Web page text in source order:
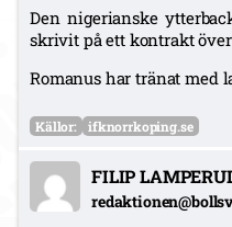
Den nigerianske
skrivit på ett kontrakt
Romanus har tränat med
Källor: ifknorrkoping.se
FILIP